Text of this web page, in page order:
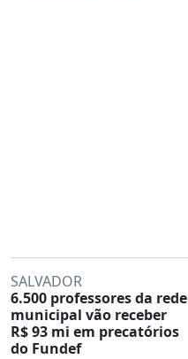
SALVADOR
6.500 professores da rede
municipal vão receber
R$ 93 mi em precatórios
do Fundef